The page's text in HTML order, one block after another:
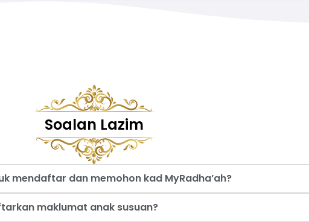
Soalan Lazim
mendaftar dan memohon kad MyRadha’ah?
maklumat anak susuan?